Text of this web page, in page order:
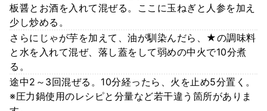
板醤とお酒を入れて混ぜる。ここに玉ねぎと人参を加え
少し炒める。
さらにじゃが芋を加えて、油が馴染んだら、★の調味料
と水を入れて混ぜ、落し蓋をして弱めの中火で10分煮
る。
途中2～3回混ぜる。10分経ったら、火を止め5分置く。
※圧力鍋使用のレシピと分量など若干違う箇所がありま